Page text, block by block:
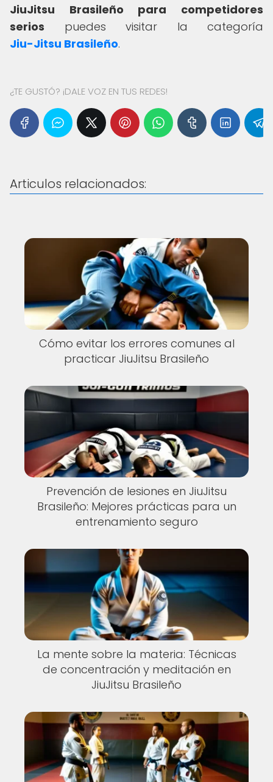
JiuJitsu Brasileño para competidores
serios puedes visitar la categoría
Jiu-Jitsu Brasileño.
¿TE GUSTÓ? ¡DALE VOZ EN TUS REDES!
Articulos relacionados:
Cómo evitar los errores comunes al
practicar JiuJitsu Brasileño
Prevención de lesiones en JiuJitsu
Brasileño: Mejores prácticas para un
entrenamiento seguro
La mente sobre la materia: Técnicas
de concentración y meditación en
JiuJitsu Brasileño